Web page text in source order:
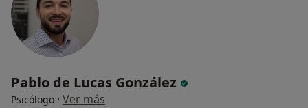
Pablo de Lucas González
Psicólogo · Ver más